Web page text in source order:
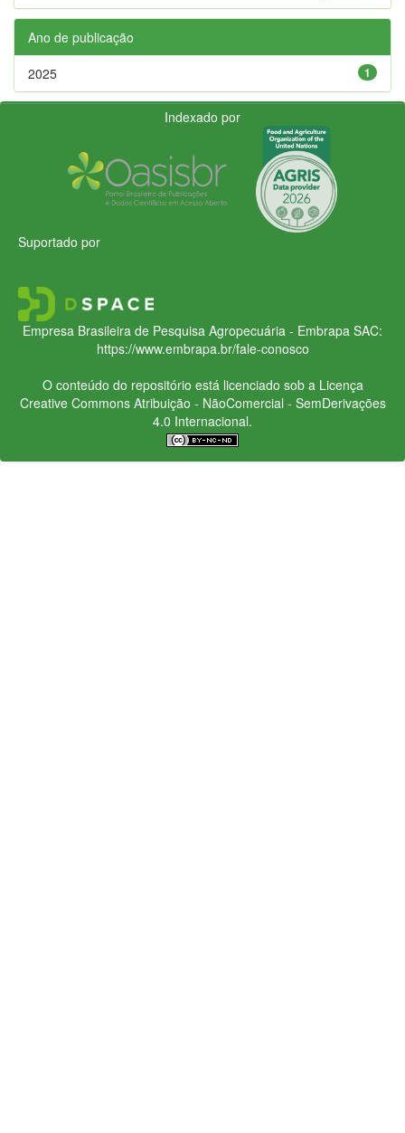
Ano de publicação
1
2025
Indexado por
Suportado por
Empresa Brasileira de Pesquisa Agropecuária - Embrapa SAC:
https://www.embrapa.br/fale-conosco
O conteúdo do repositório está licenciado sob a Licença
Creative CommonsAtribuição - NãoComercial - SemDerivações
4.0 Internacional.